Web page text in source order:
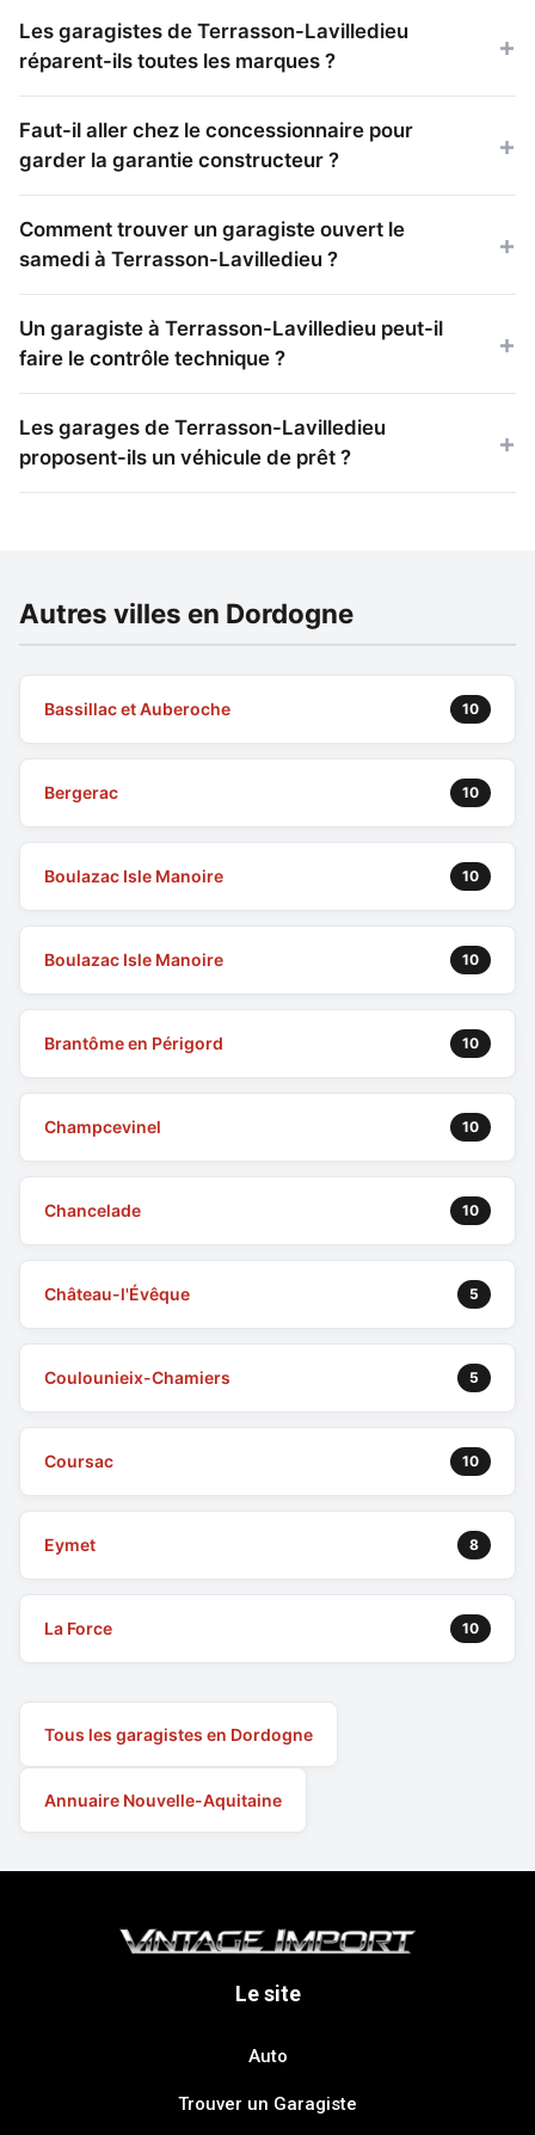
Les garagistes de Terrasson-Lavilledieu
réparent-ils toutes les marques ?
Faut-il aller chez le concessionnaire pour
garder la garantie constructeur ?
Comment trouver un garagiste ouvert le
samedi à Terrasson-Lavilledieu ?
Un garagiste à Terrasson-Lavilledieu peut-il
faire le contrôle technique ?
Les garages de Terrasson-Lavilledieu
proposent-ils un véhicule de prêt ?
Autres villes en Dordogne
Bassillac et Auberoche 10
Bergerac 10
Boulazac Isle Manoire 10
Boulazac Isle Manoire 10
Brantôme en Périgord 10
Champcevinel 10
Chancelade 10
Château-l'Évêque 5
Coulounieix-Chamiers 5
Coursac 10
Eymet 8
La Force 10
Tous les garagistes en Dordogne
Annuaire Nouvelle-Aquitaine
Le site
Auto
Trouver un Garagiste